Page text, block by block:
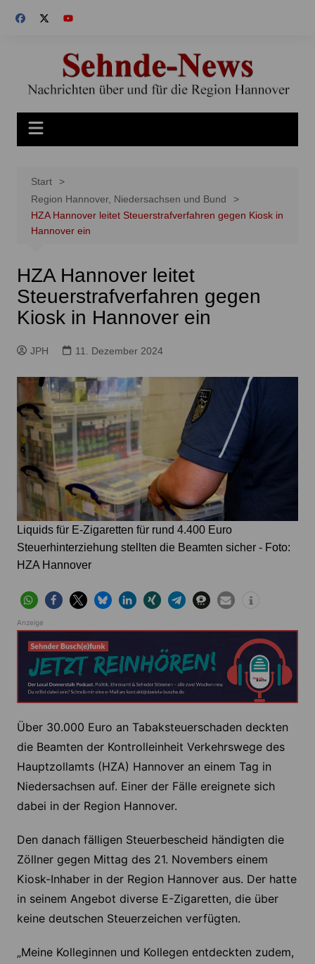
Inhalt
Start
Region Hannover, Niedersachsen und Bund
HZA Hannover leitet Steuerstrafverfahren gegen Kiosk in
Hannover ein
HZA Hannover leitet
Steuerstrafverfahren gegen
Kiosk in Hannover ein
JPH 11. Dezember 2024
Liquids für E-Zigaretten für rund 4.400 Euro
Steuerhinterziehung stellten die Beamten sicher - Foto:
HZA Hannover
Anzeige
Über 30.000 Euro an Tabaksteuerschaden deckten
die Beamten der Kontrolleinheit Verkehrswege des
Hauptzollamts (HZA) Hannover an einem Tag in
Niedersachsen auf. Einer der Fälle ereignete sich
dabei in der Region Hannover.
Den danach fälligen Steuerbescheid händigten die
Zöllner gegen Mittag des 21. Novembers einem
Kiosk-Inhaber in der Region Hannover aus. Der hatte
in seinem Angebot diverse E-Zigaretten, die über
keine deutschen Steuerzeichen verfügten.
„Meine Kolleginnen und Kollegen entdeckten zudem,